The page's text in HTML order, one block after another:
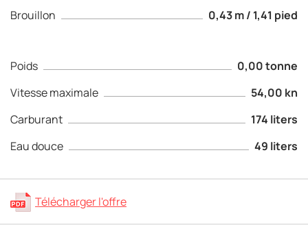
Brouillon
0,43 m / 1,41 pied
Poids
0,00 tonne
Vitesse maximale
54,00 kn
Carburant
174 liters
Eau douce
49 liters
Télécharger l'offre